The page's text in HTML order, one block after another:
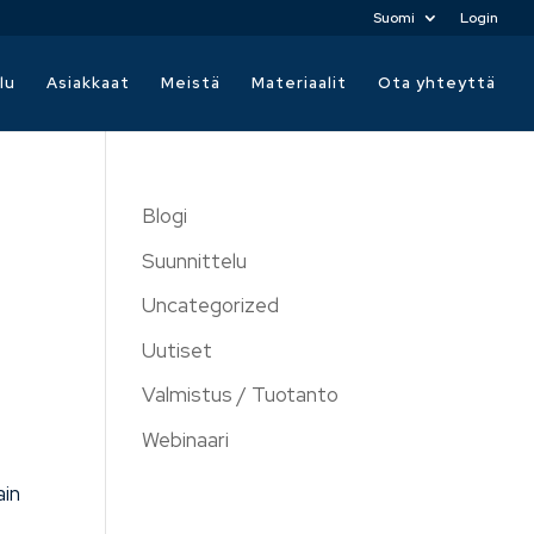
Suomi Login
Asiakkaat Meistä Materiaalit Ota yhteyttä
Blogi
Suunnittelu
Uncategorized
Uutiset
Valmistus / Tuotanto
Webinaari